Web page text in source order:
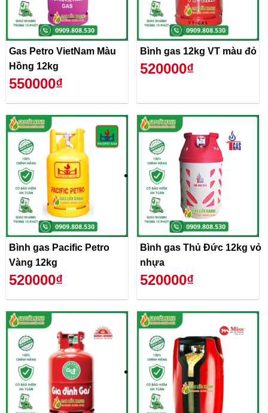
Gas Petro VietNam Màu
Hồng 12kg
550000₫
Bình gas 12kg VT màu đỏ
520000₫
Bình gas Pacific Petro
Vàng 12kg
520000₫
Bình gas Thủ Đức 12kg vỏ
nhựa
520000₫